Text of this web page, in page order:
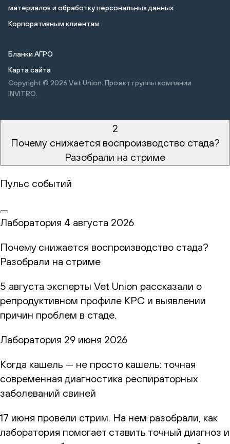
материалов и обработку персональных данных
Корпоративным клиентам
Бланки АГРО
Карта сайта
Copyright © 2026 Vet Union. Проект группы компании
INVITRO.
2
Почему снижается воспроизводство стада?
Разобрали на стриме
Пульс событий
Лаборатория 4 августа 2026
Почему снижается воспроизводство стада?
Разобрали на стриме
5 августа эксперты Vet Union рассказали о
репродуктивном профиле КРС и выявлении
причин проблем в стаде.
Лаборатория 29 июня 2026
Когда кашель — не просто кашель: точная
современная диагностика респираторных
заболеваний свиней
17 июня провели стрим. На нем разобрали, как
лаборатория помогает ставить точный диагноз и